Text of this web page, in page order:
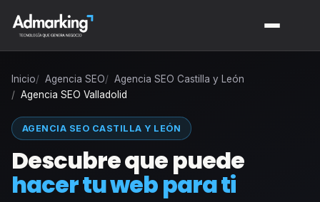
Inicio Agencia SEO
Agencia SEO Castilla y León
Agencia SEO Valladolid
AGENCIA SEO CASTILLA Y LEÓN
Descubre que puede
hacer tu web para ti